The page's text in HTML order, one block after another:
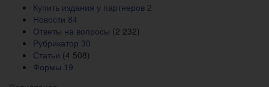
Купить издания у партнеров 2
Новости 84
Ответы на вопросы (2 232)
Рубрикатор 30
Статьи (4 508)
Формы 19